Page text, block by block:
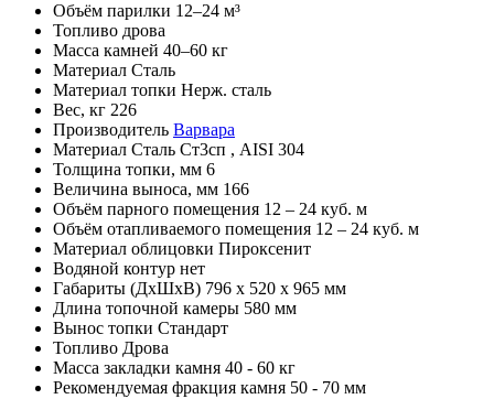
Объём парилки 12–24 м³
Топливо дрова
Масса камней 40–60 кг
Материал Сталь
Материал топки Нерж. сталь
Вес, кг 226
Производитель Варвара
Материал Сталь Ст3сп , AISI 304
Толщина топки, мм 6
Величина выноса, мм 166
Объём парного помещения 12 – 24 куб. м
Объём отапливаемого помещения 12 – 24 куб. м
Материал облицовки Пироксенит
Водяной контур нет
Габариты (ДхШхВ) 796 х 520 х 965 мм
Длина топочной камеры 580 мм
Вынос топки Стандарт
Топливо Дрова
Масса закладки камня 40 - 60 кг
Рекомендуемая фракция камня 50 - 70 мм